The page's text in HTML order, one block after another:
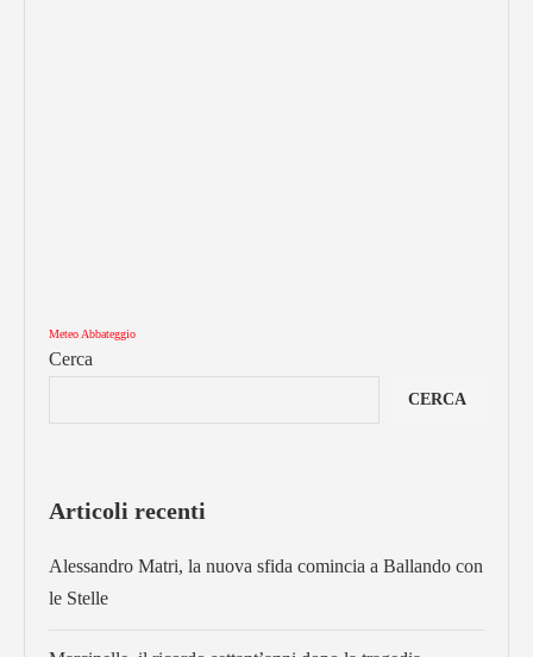
Meteo Abbateggio
Cerca
CERCA
Articoli recenti
Alessandro Matri, la nuova sfida comincia a Ballando con
le Stelle